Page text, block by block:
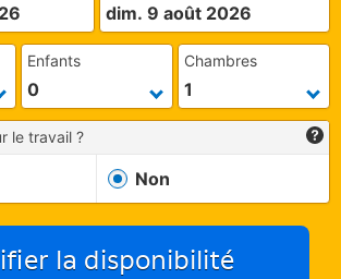
dim. 9 août 2026
Enfants Chambres
le travail ?
Non
la disponibilité